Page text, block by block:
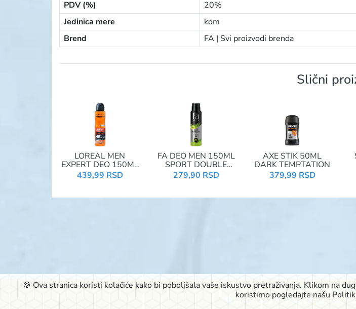
PDV (%)
20%
Jedinica mere
kom
Brend
FA | Svi proizvodi brenda
Slični
LOREAL MEN
EXPERT DEO 150ML
THERMIC RESIST
439,99 RSD
FA DEO MEN 150ML
SPORT DOUBLE
POWER
279,90 RSD
AXE STIK 50ML
DARK TEMPTATION
379,99 RSD
© 2026 Signal
Rudić ulica 6,Pačirski put 48,
🍪 Ova stranica koristi kolačiće kako bi poboljšala vaše iskustvo pretraživanja. Klikom na
koristimo pogledajte našu